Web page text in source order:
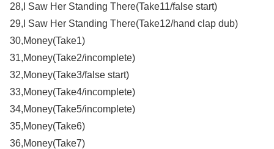
28,I Saw Her Standing There(Take11/false start)
29,I Saw Her Standing There(Take12/hand clap dub)
30,Money(Take1)
31,Money(Take2/incomplete)
32,Money(Take3/false start)
33,Money(Take4/incomplete)
34,Money(Take5/incomplete)
35,Money(Take6)
36,Money(Take7)